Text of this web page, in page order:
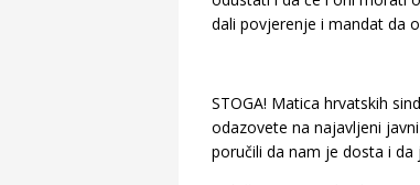
dali povjerenje i mandat da
STOGA! Matica hrvatskih
odazovete na najavljeni
poručili da nam je dosta i